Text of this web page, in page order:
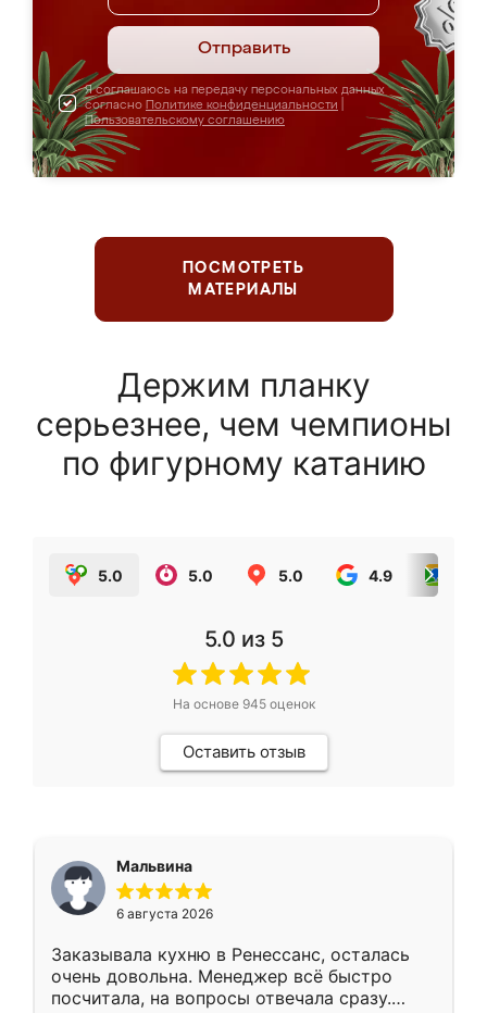
Отправить
Я соглашаюсь на передачу персональных данных
согласно Политике конфиденциальности
Пользовательскому соглашению
ПОСМОТРЕТЬ
МАТЕРИАЛЫ
Держим планку
серьезнее, чем чемпионы
по фигурному катанию
5.0 5.0 5.0 4.9
5.0 из 5
На основе 945оценок
Оставить отзыв
Мальвина
6 августа 2026
Заказывала кухню в Ренессанс, осталась
очень довольна. Менеджер всё быстро
посчитала, на вопросы отвечала сразу.